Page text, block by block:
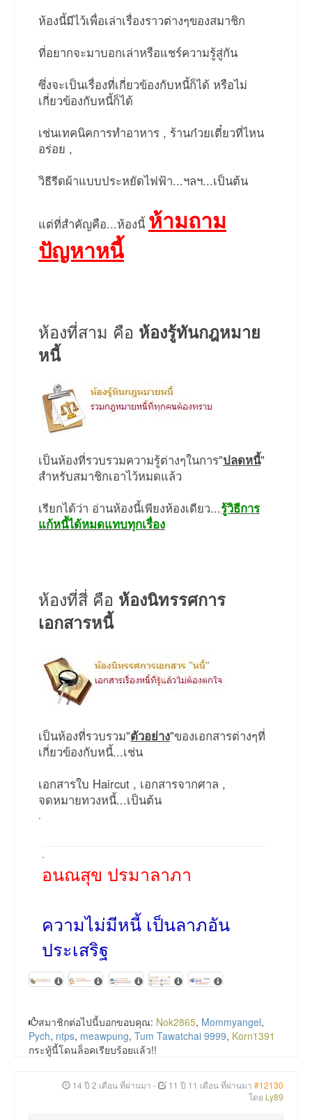
ห้องนี้มีไว้เพื่อเล่าเรื่องราวต่างๆของสมาชิก
ที่อยากจะมาบอกเล่าหรือแชร์ความรู้สู่กัน
ซึ่งจะเป็นเรื่องที่เกี่ยวข้องกับหนี้ก็ได้ หรือไม่
เกี่ยวข้องกับหนี้ก็ได้
เช่นเทคนิคการทำอาหาร , ร้านก๋วยเตี๋ยวที่ไหน
อร่อย ,
วิธีรีดผ้าแบบประหยัดไฟฟ้า...ฯลฯ...เป็นต้น
แต่ที่สำคัญคือ...ห้องนี้ ห้ามถาม
ปัญหาหนี้
ห้องที่สาม คือ ห้องรู้ทันกฎหมาย
หนี้
เป็นห้องที่รวบรวมความรู้ต่างๆในการ"ปลดหนี้"
สำหรับสมาชิกเอาไว้หมดแล้ว
เรียกได้ว่า อ่านห้องนี้เพียงห้องเดียว...รู้วิธีการ
แก้หนี้ได้หมดแทบทุกเรื่อง
ห้องที่สี่ คือ ห้องนิทรรศการ
เอกสารหนี้
เป็นห้องที่รวบรวม"ตัวอย่าง"ของเอกสารต่างๆที่
เกี่ยวข้องกับหนี้...เช่น
เอกสารใบ Haircut , เอกสารจากศาล ,
จดหมายทวงหนี้...เป็นต้น
.
.
อนณสุข ปรมาลาภา
ความไม่มีหนี้ เป็นลาภอัน
ประเสริฐ
สมาชิกต่อไปนี้บอกขอบคุณ: Nok2865, Mommyangel,
Pych, ntps, meawpung, Tum Tawatchai 9999, Korn1391
กระทู้นี้โดนล็อคเรียบร้อยแล้ว!!
14 ปี 2 เดือน ที่ผ่านมา - 11 ปี 11 เดือน ที่ผ่านมา #12130
โดย Ly89